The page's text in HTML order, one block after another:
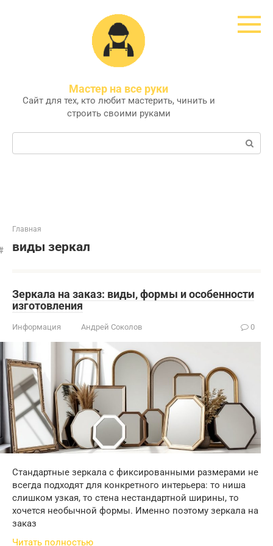
Мастер на все руки
Сайт для тех, кто любит мастерить, чинить и
строить своими руками
Поиск:
Главная
виды зеркал
Зеркала на заказ: виды, формы и особенности
изготовления
Информация Андрей Соколов 0
Стандартные зеркала с фиксированными размерами не
всегда подходят для конкретного интерьера: то ниша
слишком узкая, то стена нестандартной ширины, то
хочется необычной формы. Именно поэтому зеркала на
заказ
Читать полностью